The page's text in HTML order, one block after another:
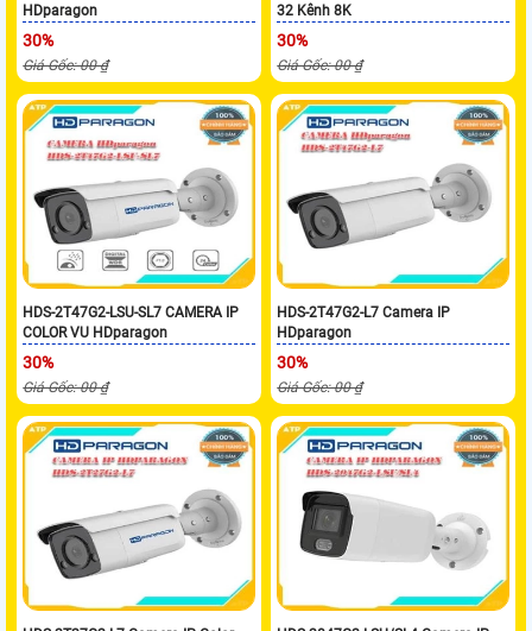
HDparagon
30%
Giá Gốc: 00 ₫
32 Kênh 8K
30%
Giá Gốc: 00 ₫
HDS-2T47G2-LSU-SL7 CAMERA IP
COLOR VU HDparagon
30%
Giá Gốc: 00 ₫
HDS-2T47G2-L7 Camera IP
HDparagon
30%
Giá Gốc: 00 ₫